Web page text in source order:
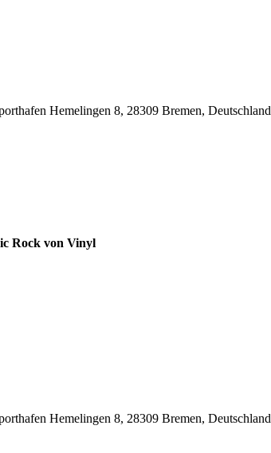
Hemelingen 8, 28309 Bremen, Deutschland
Rock von Vinyl
Hemelingen 8, 28309 Bremen, Deutschland